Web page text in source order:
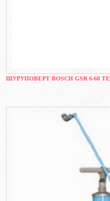
ШУРУПОВЕРТ BOSCH GSR 6-60 TE